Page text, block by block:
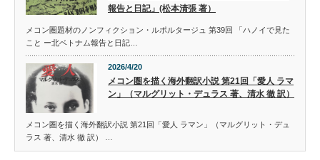
報告と日記」(松本清張 著）
メコン圏題材のノンフィクション・ルポルタージュ 第39回 「ハノイで見た
こと ー北ベトナム報告と日記…
2026/4/20
メコン圏を描く海外翻訳小説 第21回「愛人 ラマ
ン」（マルグリット・デュラス 著、清水 徹 訳）
メコン圏を描く海外翻訳小説 第21回「愛人 ラマン」（マルグリット・デュ
ラス 著、清水 徹 訳） …